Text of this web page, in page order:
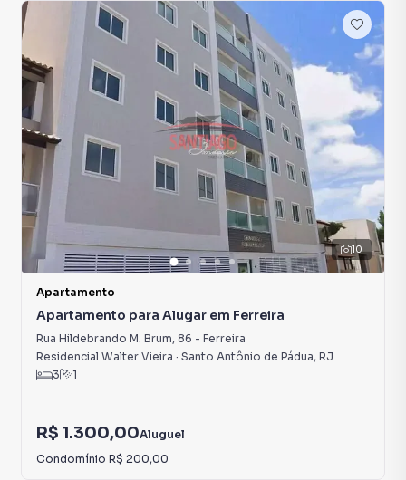
10
Apartamento
Apartamento para Alugar em Ferreira
Rua Hildebrando M. Brum, 86 - Ferreira
Residencial Walter Vieira · Santo Antônio de Pádua, RJ
3
1
R$ 1.300,00Aluguel
Condomínio R$ 200,00